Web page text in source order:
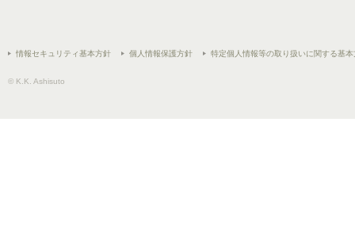
情報セキュリティ基本方針 個人情報保護方針 特定個人情報等の取り扱いに関する基本
© K.K. Ashisuto